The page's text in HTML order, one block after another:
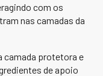
com os
nas camadas da
camada protetora e
de apoio